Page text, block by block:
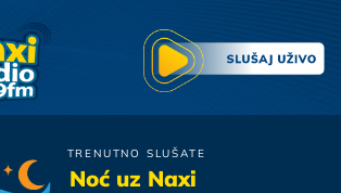
TRENUTNO SLUŠATE
Noć uz Naxi